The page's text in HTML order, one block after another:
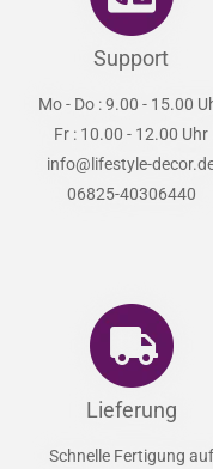
Support
Mo - Do : 9.00 - 15.00
Fr : 10.00 - 12.00 Uhr
info@lifestyle-
06825-40306440
Lieferung
Schnelle Fertigung auf